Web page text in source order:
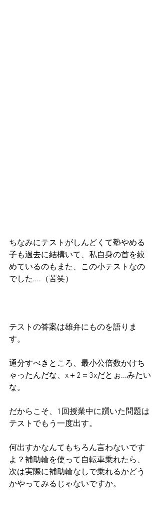
ちなみにテストがしんどくて塾やめる
子も過去に結構いて、私自身の首を絞
めているのもまた、この小テストなの
でした....（苦笑）
テストの答案は雄弁にものを語りま
す。
通分すべきところ、最小公倍数かけち
ゃったんだな、x＋2＝3xだとぉ...みたい
な。
だからこそ、1回授業中に躓いた問題は
テストでもう一度出す。
何出すかなんてもちろん言わないです
よ？補助輪を使って自転車乗れたら、
次は実際に補助輪なしで乗れるかどう
かやってみるじゃないですか。